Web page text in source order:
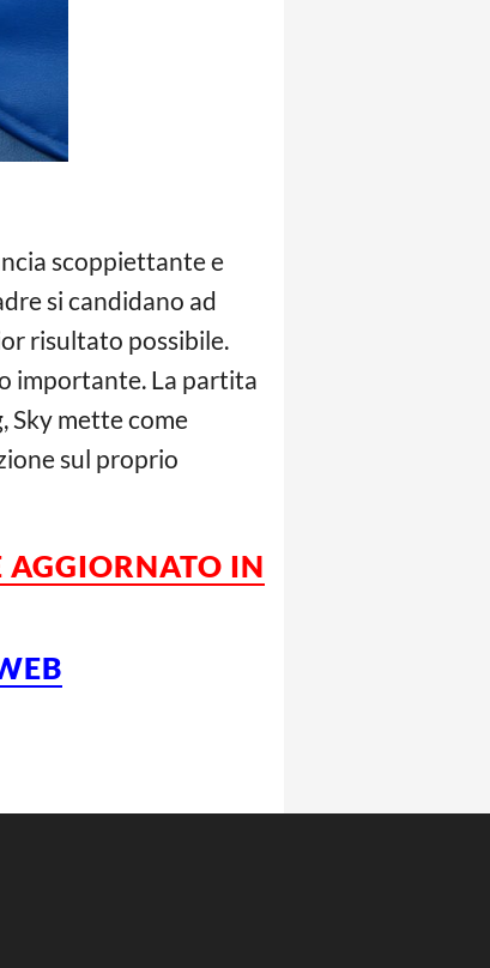
scoppiettante e
si candidano ad
risultato possibile.
importante. La partita
Sky mette come
sul proprio
AGGIORNATO IN